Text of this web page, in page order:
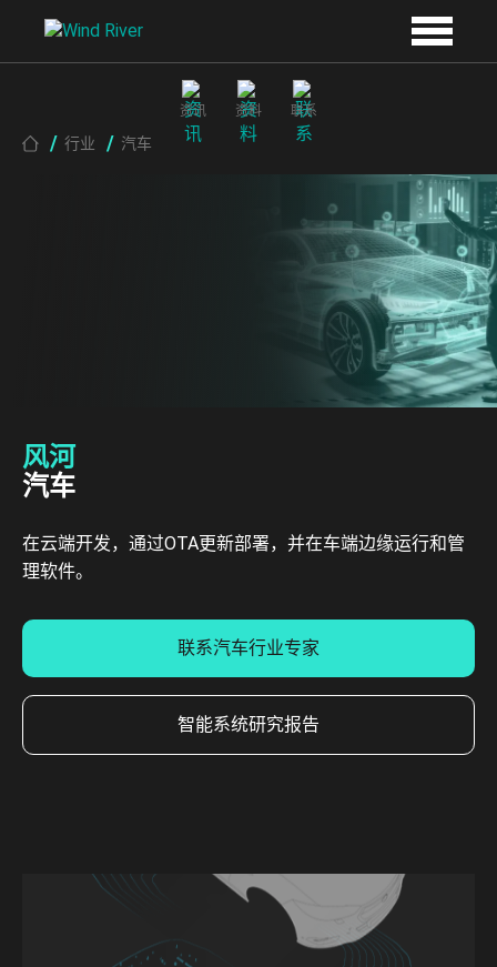
资讯 资料 联系
Breadcrumb
行业 汽车
风河
汽车
在云端开发，通过OTA更新部署，并在车端边缘运行和管
理软件。
联系汽车行业专家
智能系统研究报告